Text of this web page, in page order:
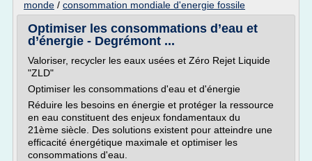
monde / consommation mondiale d'energie fossile
Optimiser les consommations d’eau et
d’énergie - Degrémont ...
Valoriser, recycler les eaux usées et Zéro Rejet Liquide
"ZLD"
Optimiser les consommations d'eau et d'énergie
Réduire les besoins en énergie et protéger la ressource
en eau constituent des enjeux fondamentaux du
21ème siècle. Des solutions existent pour atteindre une
efficacité énergétique maximale et optimiser les
consommations d'eau.